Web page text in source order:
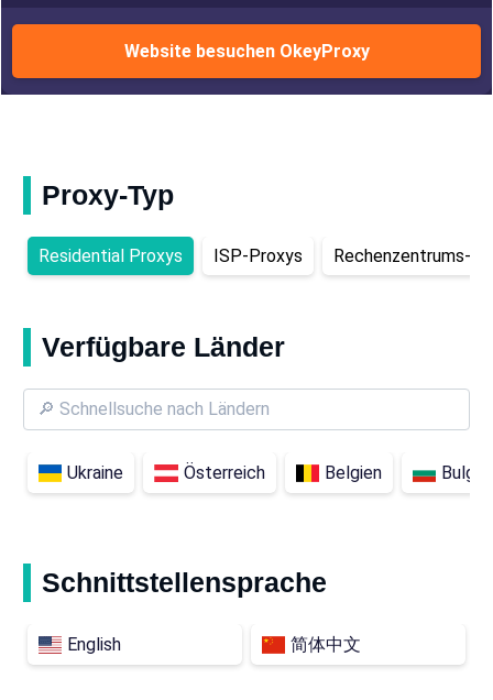
Website besuchen OkeyProxy
Proxy-Typ
Residential Proxys ISP-Proxys Rechenzentrums-
Verfügbare Länder
Ukraine Österreich Belgien
Schnittstellensprache
English 简体中文